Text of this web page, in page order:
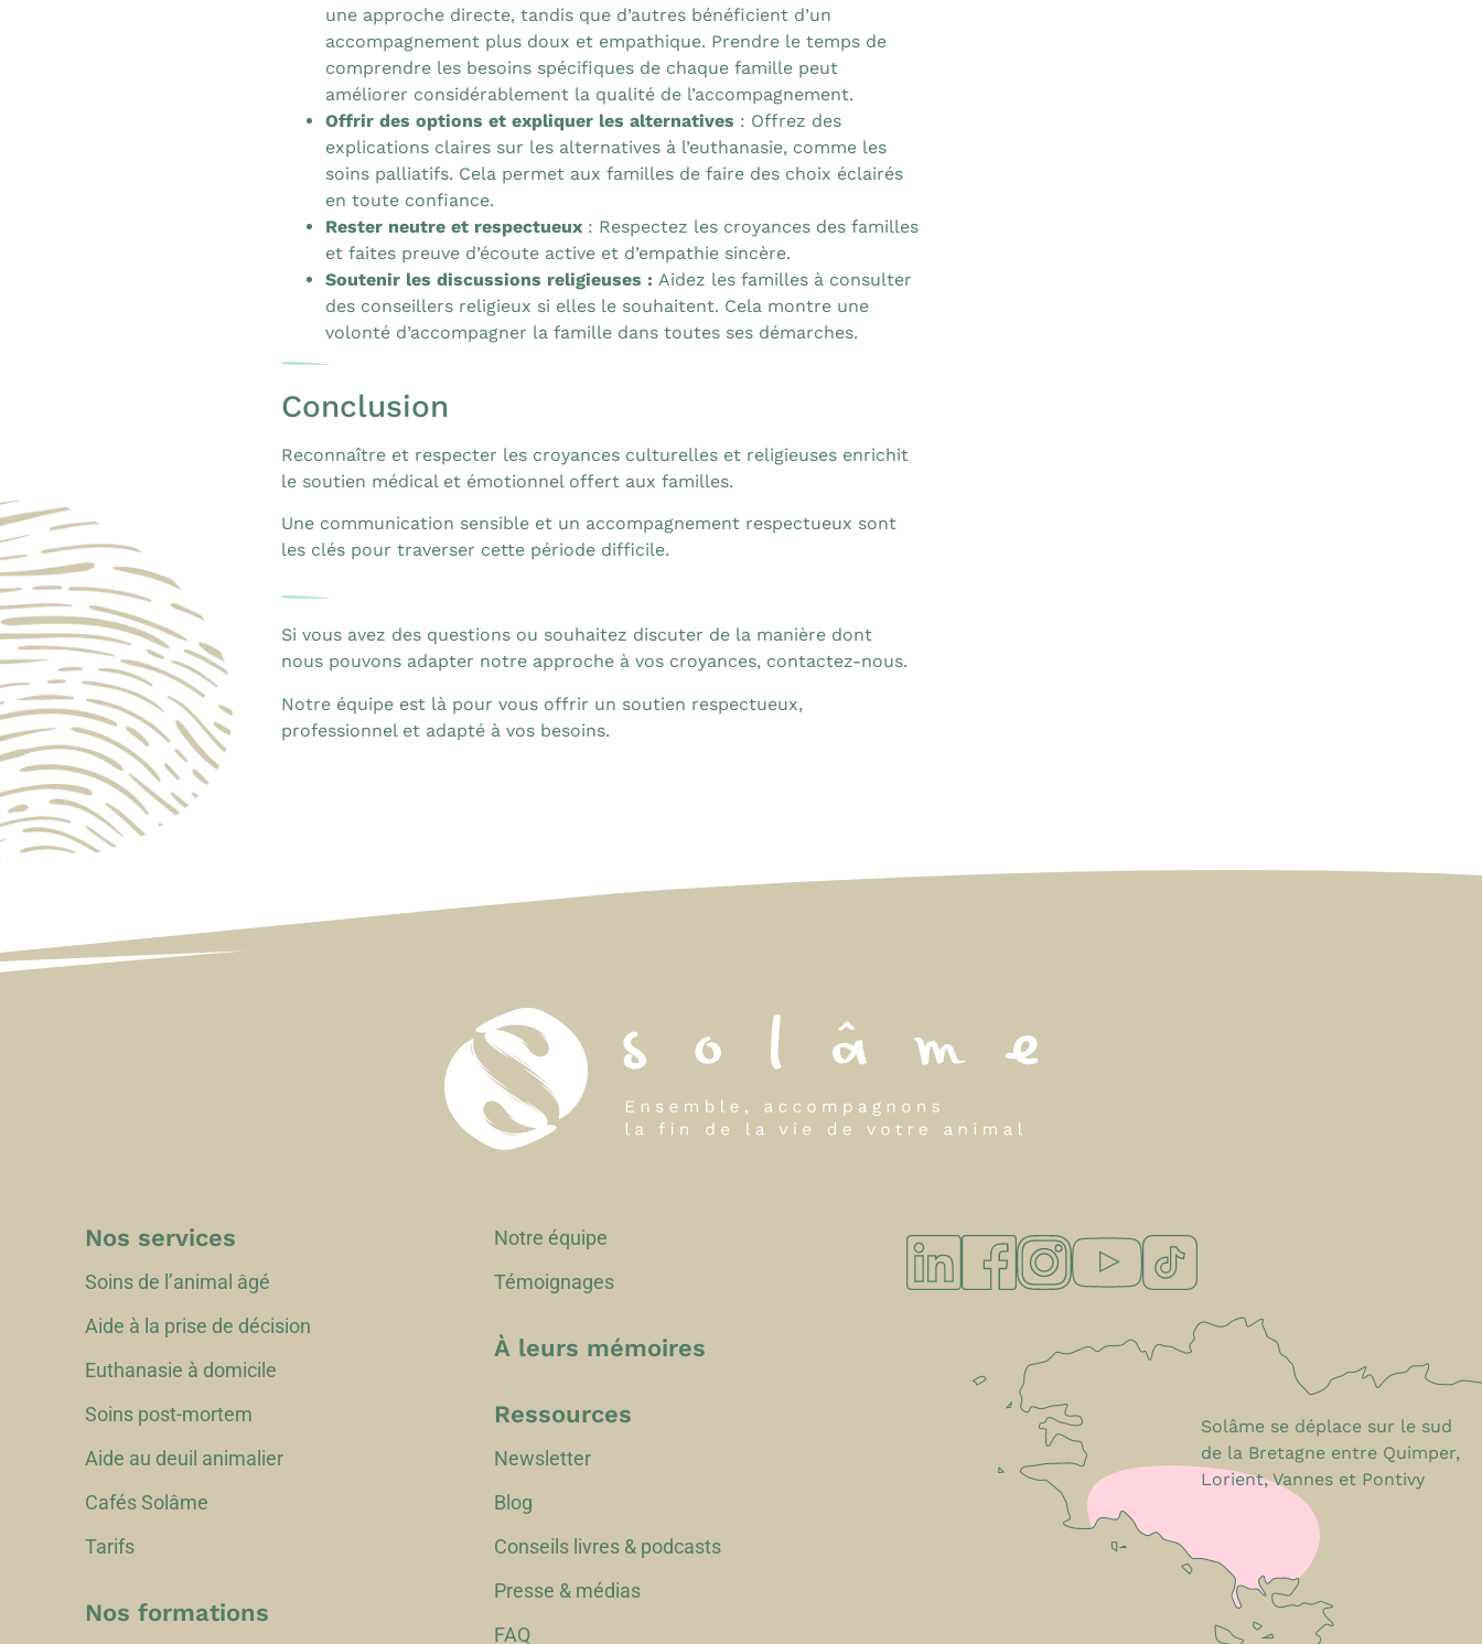
une approche directe, tandis que d’autres bénéficient d’un
accompagnement plus doux et empathique. Prendre le temps de
comprendre les besoins spécifiques de chaque famille peut
améliorer considérablement la qualité de l’accompagnement.
Offrir des options et expliquer les alternatives : Offrez des
explications claires sur les alternatives à l’euthanasie, comme les
soins palliatifs. Cela permet aux familles de faire des choix éclairés
en toute confiance.
Rester neutre et respectueux: Respectez les croyances des familles
et faites preuve d’écoute active et d’empathie sincère.
Soutenir les discussions religieuses : Aidez les familles à consulter
des conseillers religieux si elles le souhaitent. Cela montre une
volonté d’accompagner la famille dans toutes ses démarches.
Conclusion
Reconnaître et respecter les croyances culturelles et religieuses enrichit
le soutien médical et émotionnel offert aux familles.
Une communication sensible et un accompagnement respectueux sont
les clés pour traverser cette période difficile.
Si vous avez des questions ou souhaitez discuter de la manière dont
nous pouvons adapter notre approche à vos croyances, contactez-nous.
Notre équipe est là pour vous offrir un soutien respectueux,
professionnel et adapté à vos besoins.
Nos services
Soins de l’animal âgé
Aide à la prise de décision
Euthanasie à domicile
Soins post-mortem
Aide au deuil animalier
Cafés Solâme
Tarifs
Nos formations
Notre équipe
Témoignages
À leurs mémoires
Ressources
Newsletter
Blog
Conseils livres & podcasts
Presse & médias
FAQ
Solâme se déplace sur le sud
de la Bretagne entre Quimper,
Lorient, Vannes et Pontivy